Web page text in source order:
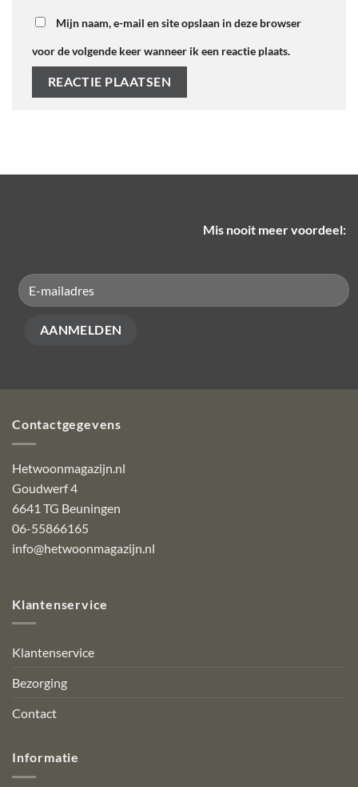
Mijn naam, e-mail en site opslaan in deze browser
voor de volgende keer wanneer ik een reactie plaats.
Mis nooit meer voordeel:
Contactgegevens
Hetwoonmagazijn.nl
Goudwerf 4
6641 TG Beuningen
06-55866165
info@hetwoonmagazijn.nl
Klantenservice
Klantenservice
Bezorging
Contact
Informatie